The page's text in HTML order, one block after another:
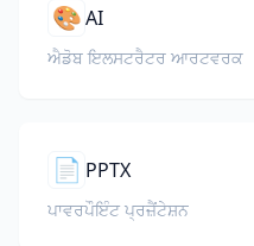
🎨AI
ਐਡੋਬ ਇਲਸਟਰੈਟਰ ਆਰਟਵਰਕ
📄 PPTX
ਪਾਵਰਪੌਇੰਟ ਪ੍ਰਜ਼ੈਂਟੇਸ਼ਨ